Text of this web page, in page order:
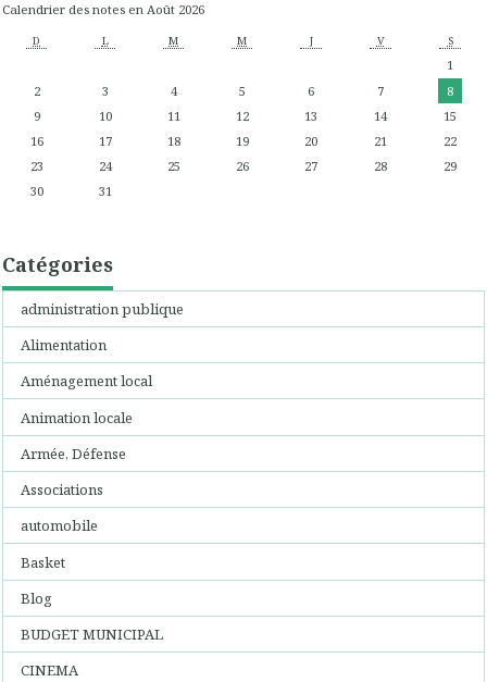
Calendrier des notes en Août 2026
D L M M J V S
1
2
3 4 5 6 7
8
9
10 11 12 13 14
15
16
17 18 19 20 21
22
23
24 25 26 27 28
29
30
31
Catégories
administration publique
Alimentation
Aménagement local
Animation locale
Armée, Défense
Associations
automobile
Basket
Blog
BUDGET MUNICIPAL
CINEMA